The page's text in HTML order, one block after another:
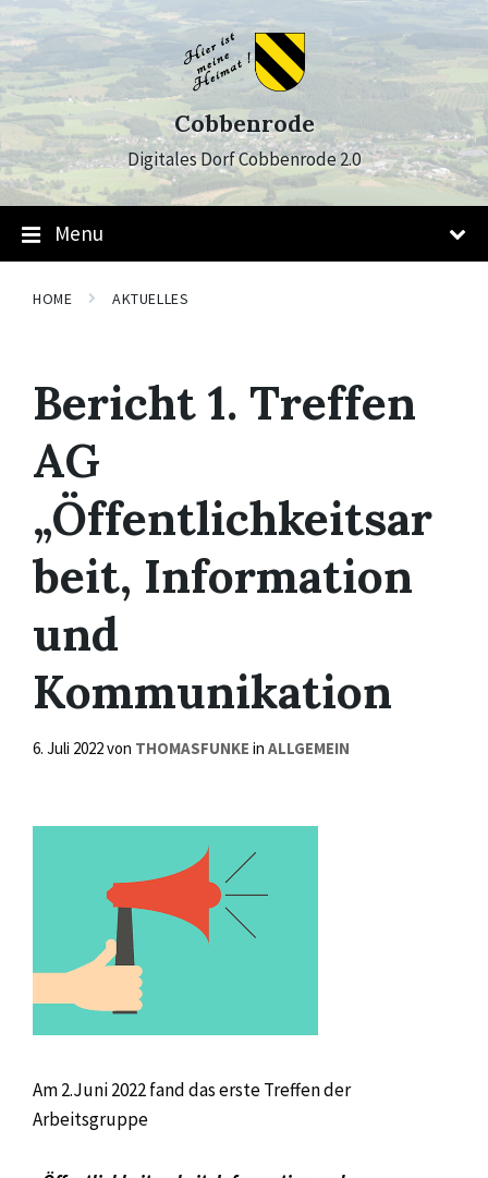
Skip
to
content
Skip
to
main
navigation
Skip
to
footer
Cobbenrode
Digitales Dorf Cobbenrode 2.0
Menu
HOME AKTUELLES
Bericht 1. Treffen
AG
„Öffentlichkeitsar
beit, Information
und
Kommunikation
6. Juli 2022von THOMASFUNKE in ALLGEMEIN
Am 2.Juni 2022 fand das erste Treffen der
Arbeitsgruppe